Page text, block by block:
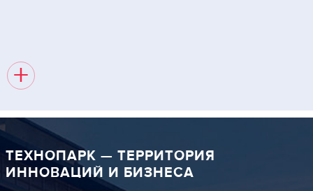
+
ТЕХНОПАРК — ТЕРРИТОРИЯ
ИННОВАЦИЙ И БИЗНЕСА